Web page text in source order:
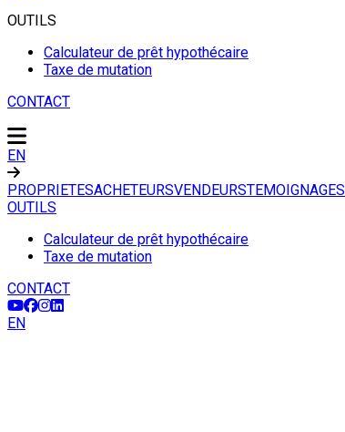
OUTILS
Calculateur de prêt hypothécaire
Taxe de mutation
CONTACT
EN
PROPRIETESACHETEURSVENDEURSTEMOIGNAGES
OUTILS
Calculateur de prêt hypothécaire
Taxe de mutation
CONTACT
EN